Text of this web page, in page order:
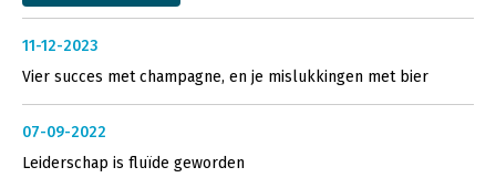
11-12-2023
Vier succes met champagne, en je mislukkingen met bier
07-09-2022
Leiderschap is fluïde geworden